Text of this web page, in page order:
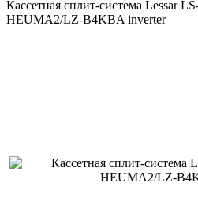
Кассетная сплит-система Lessar
HEUMA2/LZ-B4KBA inverter